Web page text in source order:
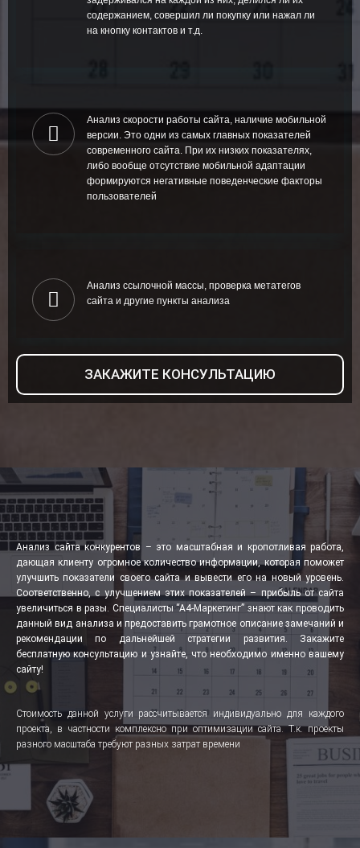
содержанием, совершил ли покупку или нажал ли
на кнопку контактов и т.д.
Анализ скорости работы сайта, наличие мобильной
версии. Это одни из самых главных показателей
современного сайта. При их низких показателях,
либо вообще отсутствие мобильной адаптации
формируются негативные поведенческие факторы
пользователей
Анализ ссылочной массы, проверка метатегов
сайта и другие пункты анализа
ЗАКАЖИТЕ КОНСУЛЬТАЦИЮ
Анализ сайта конкурентов – это масштабная и кропотливая работа,
дающая клиенту огромное количество информации, которая поможет
улучшить показатели своего сайта и вывести его на новый уровень.
Соответственно, с улучшением этих показателей – прибыль от сайта
увеличиться в разы. Специалисты “А4-Маркетинг” знают как проводить
данный вид анализа и предоставить грамотное описание замечаний и
рекомендации по дальнейшей стратегии развития. Закажите
бесплатную консультацию и узнайте, что необходимо именно вашему
сайту!
Стоимость данной услуги рассчитывается индивидуально для каждого
проекта, в частности комплексно при оптимизации сайта. Т.к. проекты
разного масштаба требуют разных затрат времени